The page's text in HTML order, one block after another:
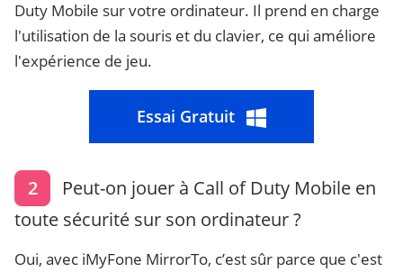
Duty Mobile sur votre ordinateur. Il prend en charge
l'utilisation de la souris et du clavier, ce qui améliore
l'expérience de jeu.
Essai Gratuit
2
Peut-on jouer à Call of Duty Mobile en
toute sécurité sur son ordinateur ?
Oui, avec iMyFone MirrorTo, c’est sûr parce que c'est